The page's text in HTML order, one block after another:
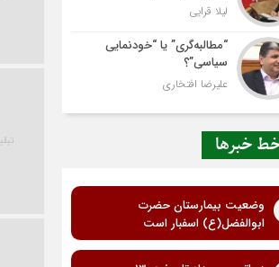
لیلا قرایی
“مطالبه‌گری” یا “خودنمایی
سیاسی”؟
علیرضا افتخاری
خبرها
وضعیت بیمارستان حضرت
ابوالفضل(ع) اسفبار است